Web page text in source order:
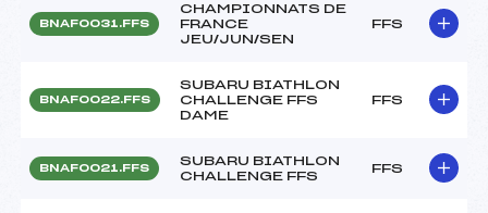
BNAF0031.FFS
CHAMPIONNATS DE
FRANCE
JEU/JUN/SEN
FFS
BNAF0022.FFS
SUBARU BIATHLON
CHALLENGE FFS
DAME
FFS
BNAF0021.FFS
SUBARU BIATHLON
CHALLENGE FFS
FFS